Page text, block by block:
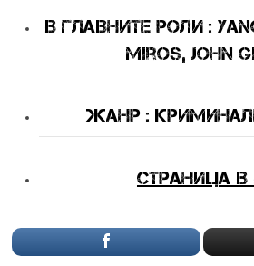
В Главните Роли :
Miros, John
Жанр :
Страница в